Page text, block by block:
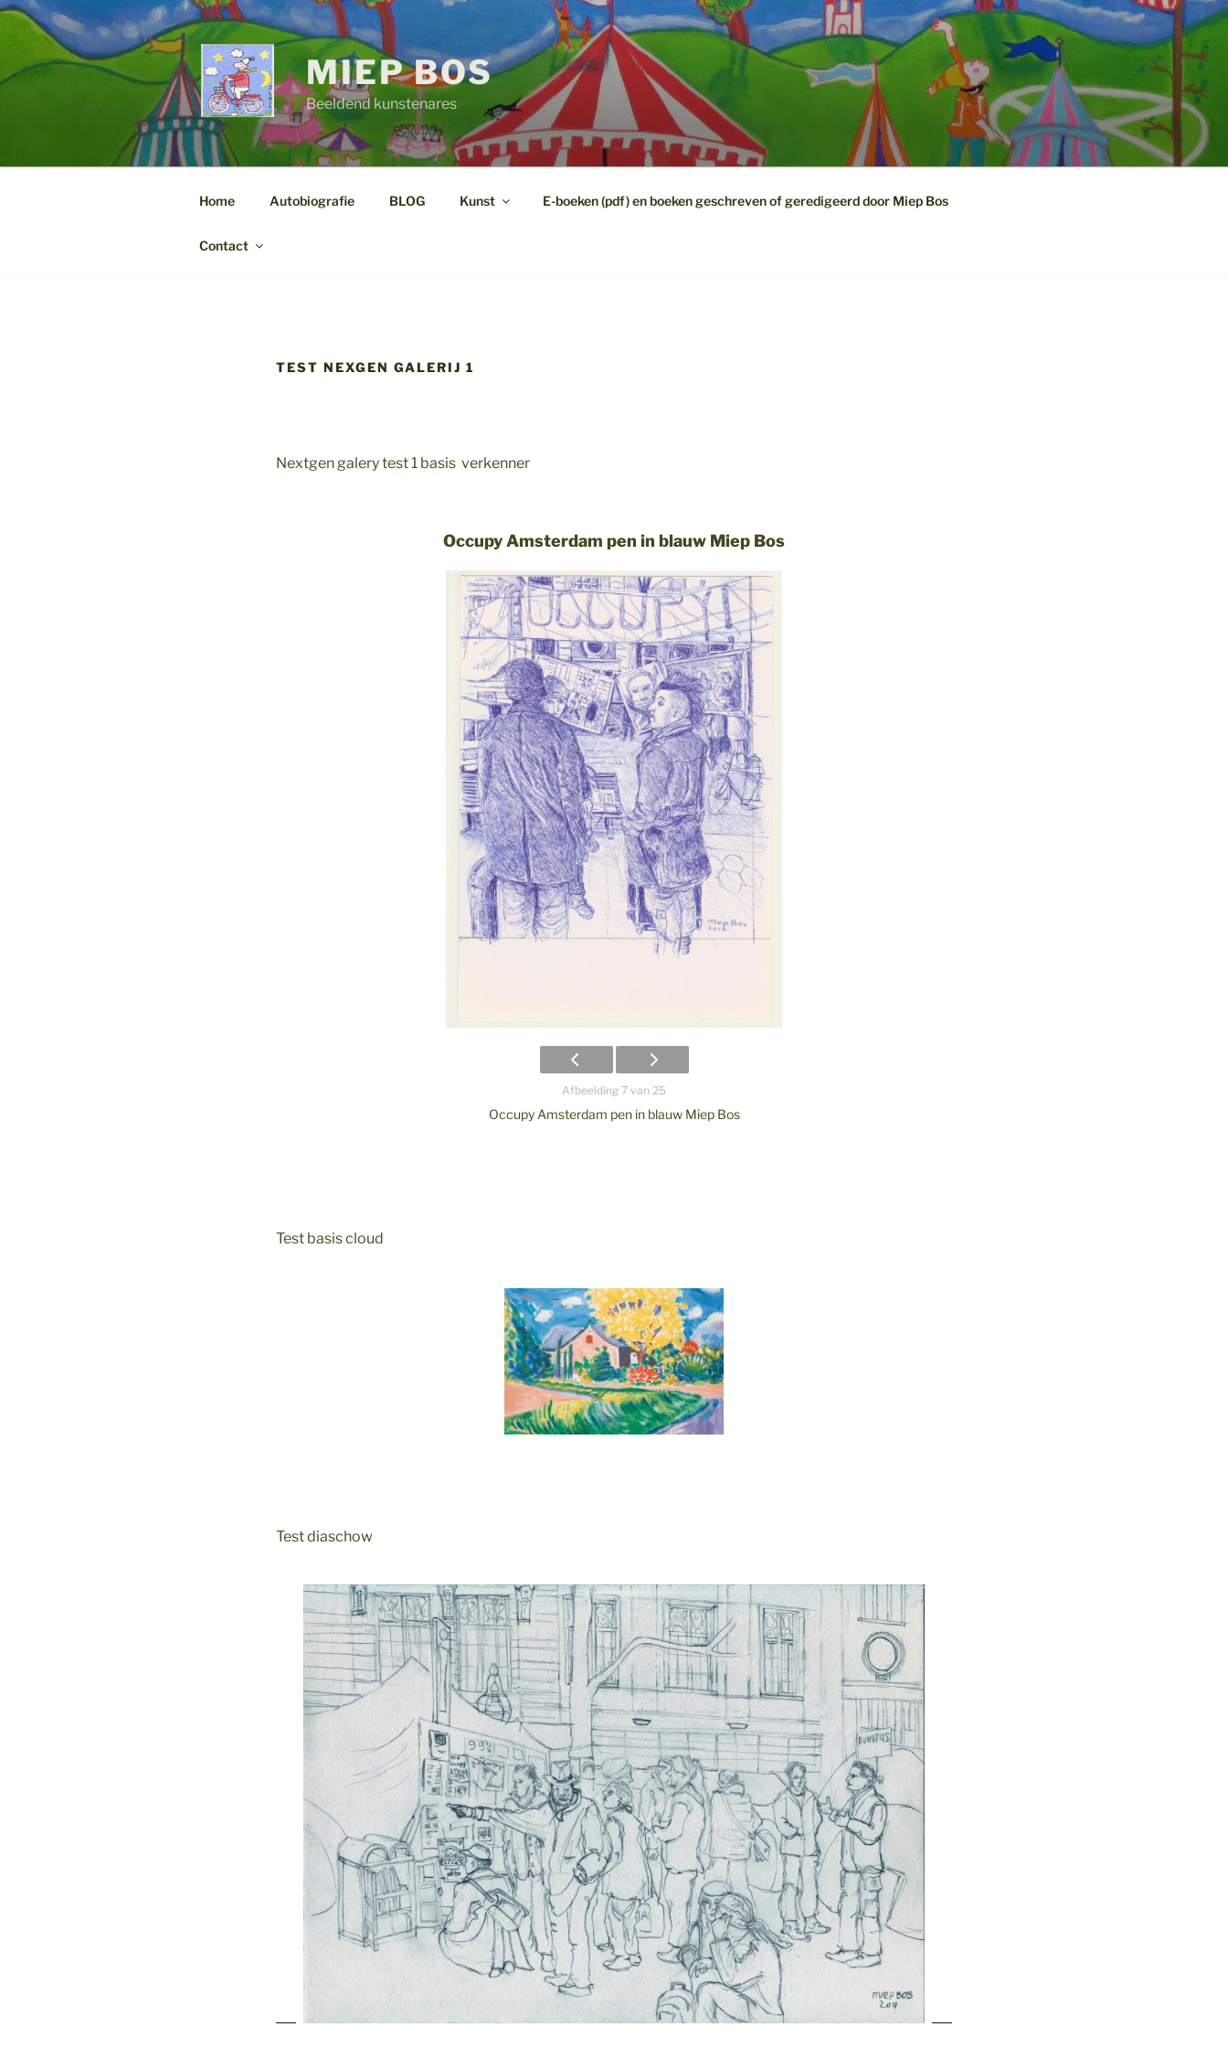
Ga
inhoud
MIEP BOS
Beeldend kunstenares
Home Autobiografie BLOG Kunst E-boeken (pdf) en boeken geschreven of geredigeerd door Miep Bos
Contact
TEST NEXGEN GALERIJ 1
Nextgen galery test 1 basis verkenner
Occupy Amsterdam pen in blauw Miep Bos
Afbeelding 7 van 25
Occupy Amsterdam pen in blauw Miep Bos
Test basis cloud
Test diaschow